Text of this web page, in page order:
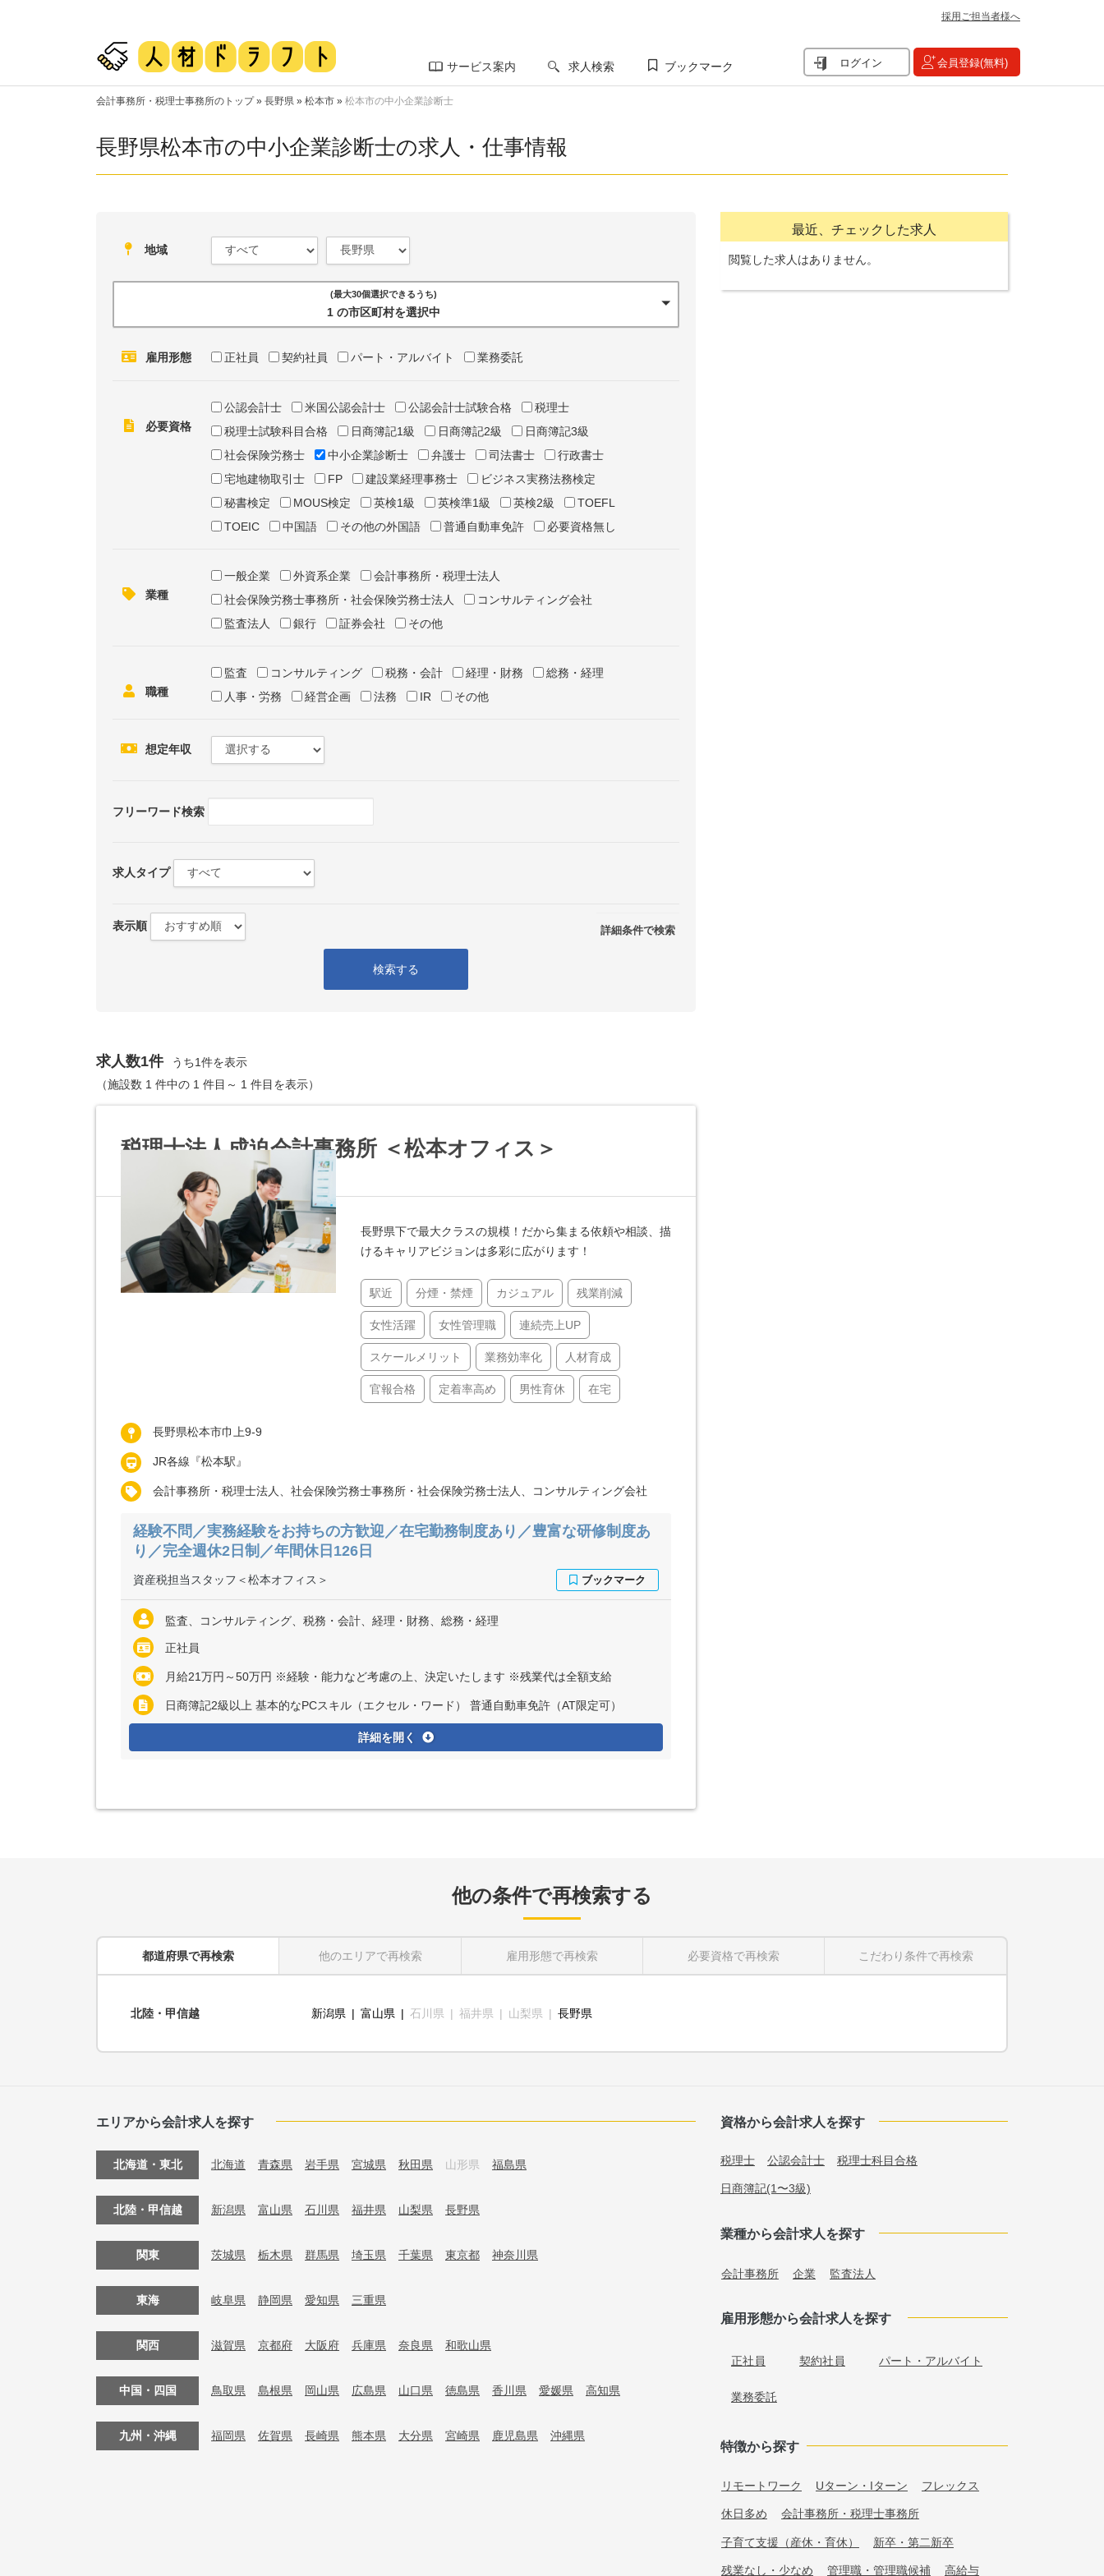
採用ご担当者様へ
サービス案内 求人検索 ブックマーク ログイン 会員登録(無料)
会計事務所・税理士事務所のトップ» 長野県 » 松本市 » 松本市の中小企業診断士
長野県松本市の中小企業診断士の求人・仕事情報
地域
(最大30個選択できるうち)
1 の市区町村を選択中
雇用形態 正社員 契約社員 パート・アルバイト 業務委託
必要資格
公認会計士 米国公認会計士 公認会計士試験合格
税理士
税理士試験科目合格
日商簿記1級 日商簿記2級
日商簿記3級
社会保険労務士
中小企業診断士 弁護士 司法書士
行政書士
宅地建物取引士
FP 建設業経理事務士
ビジネス実務法務検定
秘書検定
MOUS検定 英検1級 英検準1級 英検2級
TOEFL
TOEIC
中国語 その他の外国語 普通自動車免許 必要資格無し
業種
一般企業 外資系企業
会計事務所・税理士法人
社会保険労務士事務所・社会保険労務士法人
コンサルティング会社
監査法人
銀行 証券会社 その他
職種
監査 コンサルティング 税務・会計 経理・財務
総務・経理
人事・労務
経営企画 法務 IR その他
想定年収
フリーワード検索
求人タイプ
Show
表示
詳細条件で検索
表示順
検索する
求人数1件
うち1件を表示
（施設数 1 件中の 1 件目～ 1 件目を表示）
税理士法人成迫会計事務所 ＜松本オフィス＞
長野県下で最大クラスの規模！だから集まる依頼や相談、描
けるキャリアビジョンは多彩に広がります！
駅近 分煙・禁煙 カジュアル 残業削減
女性活躍 女性管理職 連続売上UP
スケールメリット 業務効率化 人材育成
官報合格 定着率高め 男性育休 在宅
長野県松本市巾上9-9
JR各線『松本駅』
会計事務所・税理士法人、社会保険労務士事務所・社会保険労務士法人、コンサルティング会社
経験不問／実務経験をお持ちの方歓迎／在宅勤務制度あり／豊富な研修制度あ
り／完全週休2日制／年間休日126日
資産税担当スタッフ＜松本オフィス＞
監査、コンサルティング、税務・会計、経理・財務、総務・経理
正社員
月給21万円～50万円 ※経験・能力など考慮の上、決定いたします ※残業代は全額支給
日商簿記2級以上 基本的なPCスキル（エクセル・ワード） 普通自動車免許（AT限定可）
詳細を開く
最近、チェックした求人
閲覧した求人はありません。
他の条件で再検索する
都道府県で再検索 他のエリアで再検索 雇用形態で再検索 必要資格で再検索 こだわり条件で再検索
北陸・甲信越 新潟県 富山県 石川県 福井県 山梨県 長野県
エリアから会計求人を探す
北海道・東北 北海道 青森県 岩手県 宮城県 秋田県 山形県 福島県
北陸・甲信越 新潟県 富山県 石川県 福井県 山梨県 長野県
関東 茨城県 栃木県 群馬県 埼玉県 千葉県 東京都 神奈川県
東海 岐阜県 静岡県 愛知県 三重県
関西 滋賀県 京都府 大阪府 兵庫県 奈良県 和歌山県
中国・四国 鳥取県 島根県 岡山県 広島県 山口県 徳島県 香川県 愛媛県 高知県
九州・沖縄 福岡県 佐賀県 長崎県 熊本県 大分県 宮崎県 鹿児島県 沖縄県
資格から会計求人を探す
税理士 公認会計士 税理士科目合格
日商簿記(1〜3級)
業種から会計求人を探す
会計事務所 企業 監査法人
雇用形態から会計求人を探す
正社員 契約社員 パート・アルバイト
業務委託
特徴から探す
リモートワーク Uターン・Iターン フレックス
休日多め 会計事務所・税理士事務所
子育て支援（産休・育休） 新卒・第二新卒
残業なし・少なめ 管理職・管理職候補 高給与